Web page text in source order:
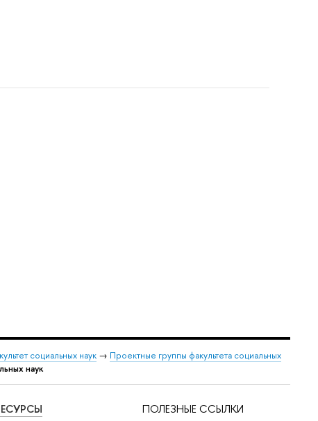
социальных наук → Проектные группы факультета социальных
наук
ПОЛЕЗНЫЕ ССЫЛКИ